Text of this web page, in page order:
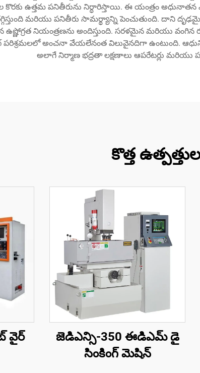
ఉత్తమ పనితీరును నిర్ధారిస్తాయి. ఈ యంత్రం అధునాతన
మరియు పనితీరు సామర్థ్యాన్ని పెంచుతుంది. దాని
ఉష్ణోగ్రత నియంత్రణను అందిస్తుంది. సరళమైన మరియు
అంచనా వేయలేనంత విలువైనదిగా ఉంటుంది.
అలాగే నిర్మాణ భద్రతా లక్షణాలు ఆపరేటర్లు మరియు
కొత్త
వైర్
జెడిఎన్సి-350 ఈడిఎమ్ డై
సింకింగ్ మెషిన్